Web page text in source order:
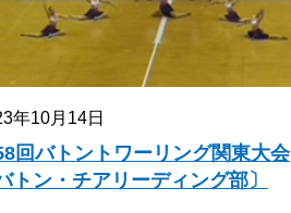
年10月14日
回バトントワーリング関東大会
トン・チアリーディング部〕